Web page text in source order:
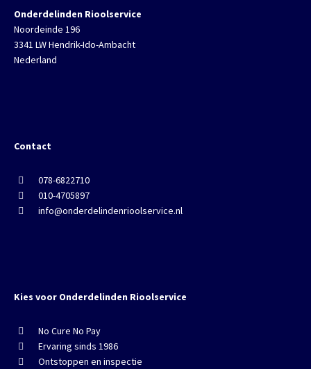
Onderdelinden Rioolservice
Noordeinde 196
3341 LW Hendrik-Ido-Ambacht
Nederland
Contact
078-6822710
010-4705897
info@onderdelindenrioolservice.nl
Kies voor Onderdelinden Rioolservice
No Cure No Pay
Ervaring sinds 1986
Ontstoppen en inspectie